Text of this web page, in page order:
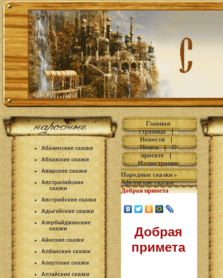
Абазинские сказки
Абхазские сказки
Аварские сказки
Австралийские
сказки
Австрийские сказки
Адыгейские сказки
Азербайджанские
сказки
Айнские сказки
Албанские сказки
Алеутские сказки
Алтайские сказки
Главная
страница|
Новости|
Поиск|О
проекте|
Иллюстрации
Народные сказки »
Афганские сказки:
Добрая примета
Добрая
примета